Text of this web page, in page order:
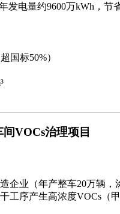
发电量约9600万kWh，节
国标50%）
VOCs治理项目
企业（年产整车20万辆，
工序产生高浓度VOCs（